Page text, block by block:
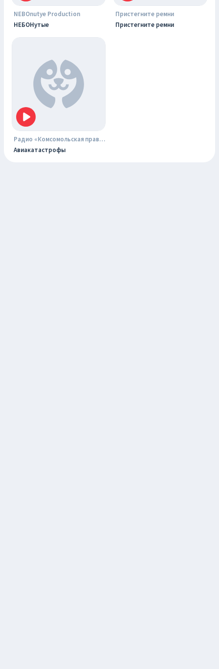
NEBOnutye Production
НЕБОНутые
Пристегните ремни
Пристегните ремни
Радио «Комсомольская правда»
Авиакатастрофы